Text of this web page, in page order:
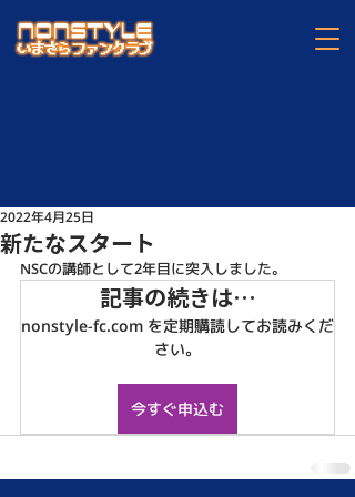
新たなスタート
2022年4月25日
NSCの講師として2年目に突入しました。
記事の続きは…
nonstyle-fc.com を定期購読してお読みくだ
さい。
今すぐ申込む